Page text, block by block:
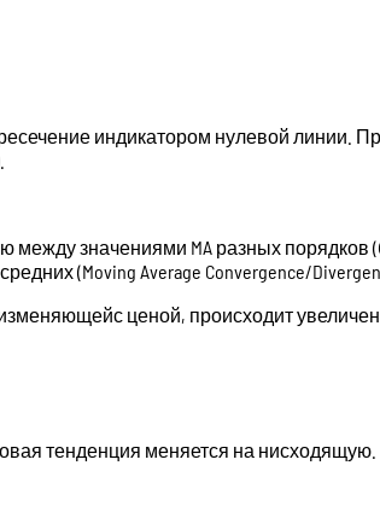
индикатором нулевой линии.
между значениями MA разных
(Moving Average Convergence/
ценой, происходит
тенденция меняется на